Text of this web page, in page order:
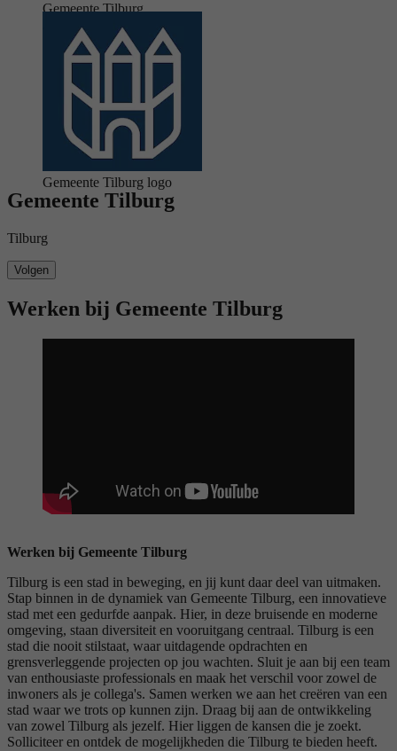
Gemeente Tilburg
Gemeente Tilburg logo
Gemeente Tilburg
Tilburg
Volgen
Werken bij Gemeente Tilburg
Werken bij Gemeente Tilburg
Tilburg is een stad in beweging, en jij kunt daar deel van uitmaken.
Stap binnen in de dynamiek van Gemeente Tilburg, een innovatieve
stad met een gedurfde aanpak. Hier, in deze bruisende en moderne
omgeving, staan diversiteit en vooruitgang centraal. Tilburg is een
stad die nooit stilstaat, waar uitdagende opdrachten en
grensverleggende projecten op jou wachten. Sluit je aan bij een team
van enthousiaste professionals en maak het verschil voor zowel de
inwoners als je collega's. Samen werken we aan het creëren van een
stad waar we trots op kunnen zijn. Draag bij aan de ontwikkeling
van zowel Tilburg als jezelf. Hier liggen de kansen die je zoekt.
Solliciteer en ontdek de mogelijkheden die Tilburg te bieden heeft.